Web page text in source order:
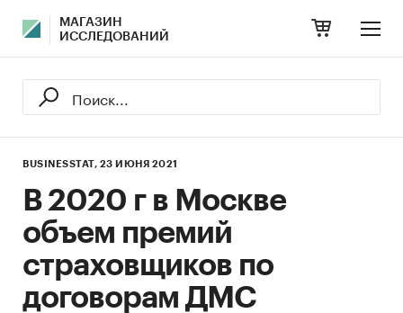
МАГАЗИН
ИССЛЕДОВАНИЙ
BUSINESSTAT, 23 ИЮНЯ 2021
В 2020 г в Москве
объем премий
страховщиков по
договорам ДМС